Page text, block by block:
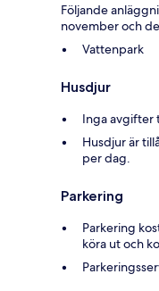
Följande
november och
Vattenpark
Husdjur
Inga avgifter
Husdjur är
per dag.
Parkering
Parkering
köra ut och